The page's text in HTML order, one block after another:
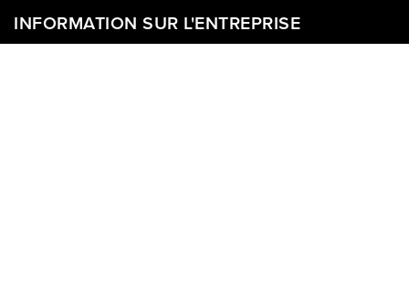
INFORMATION SUR L'ENTREPRISE